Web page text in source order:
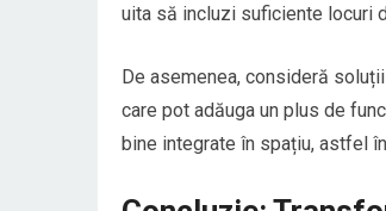
uita să incluzi suficiente locuri
De asemenea, consideră
care pot adăuga un plus de
bine integrate în spațiu, astfel